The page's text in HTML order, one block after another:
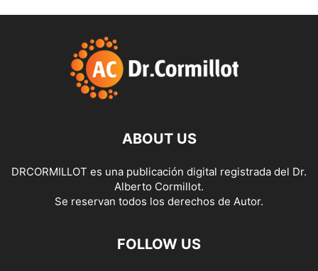
ABOUT US
DRCORMILLOT es una publicación digital registrada del Dr.
Alberto Cormillot.
Se reservan todos los derechos de Autor.
FOLLOW US